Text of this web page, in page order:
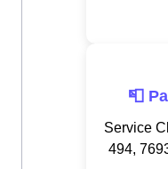
📮
Service
494,